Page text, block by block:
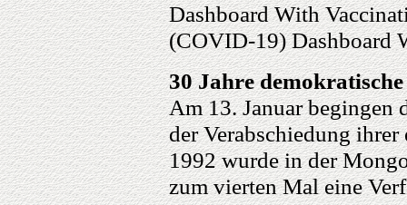
Dashboard With
(COVID-19) Dashboard
30 Jahre
Am 13. Januar begingen
der Verabschiedung ihrer
1992 wurde in der
zum vierten Mal eine